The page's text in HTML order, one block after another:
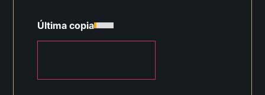
Última copia